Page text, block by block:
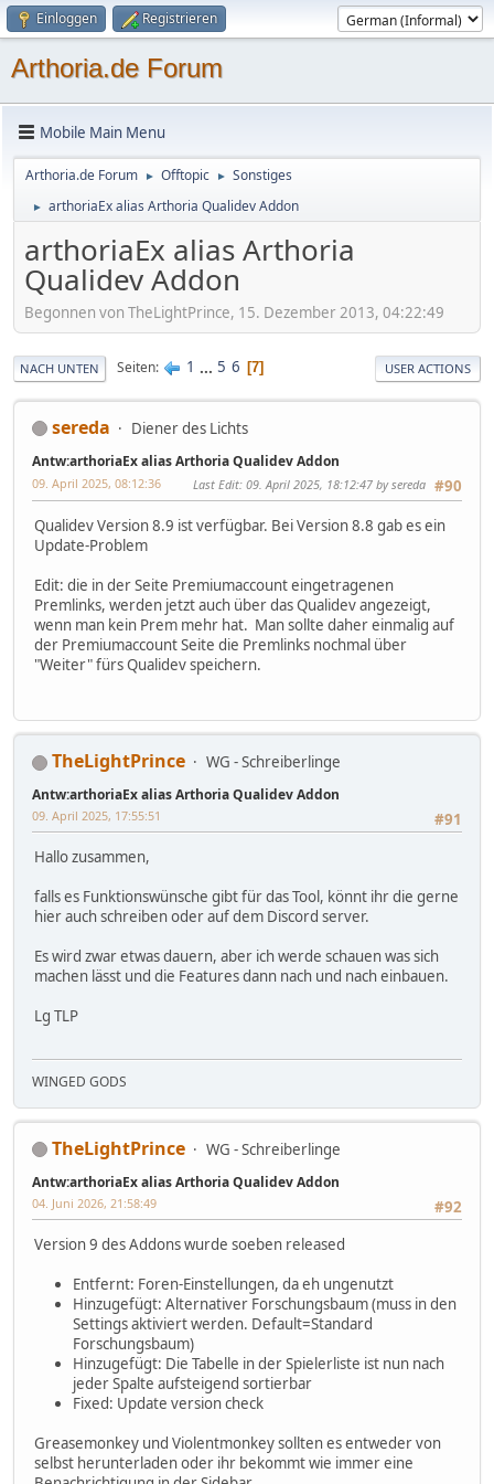
Einloggen Registrieren
Arthoria.de Forum
Mobile Main Menu
Arthoria.de Forum ► Offtopic ► Sonstiges
► arthoriaEx alias Arthoria Qualidev Addon
arthoriaEx alias Arthoria
Qualidev Addon
Begonnen von TheLightPrince, 15. Dezember 2013, 04:22:49
NACH UNTEN Seiten 1 ... 5 6 7 USER ACTIONS
sereda Diener des Lichts
Antw:arthoriaEx alias Arthoria Qualidev Addon
#90
09. April 2025, 08:12:36 Last Edit: 09. April 2025, 18:12:47 by sereda
Qualidev Version 8.9 ist verfügbar. Bei Version 8.8 gab es ein
Update-Problem
Edit: die in der Seite Premiumaccount eingetragenen
Premlinks, werden jetzt auch über das Qualidev angezeigt,
wenn man kein Prem mehr hat. Man sollte daher einmalig auf
der Premiumaccount Seite die Premlinks nochmal über
"Weiter" fürs Qualidev speichern.
TheLightPrince WG - Schreiberlinge
Antw:arthoriaEx alias Arthoria Qualidev Addon
#91
09. April 2025, 17:55:51
Hallo zusammen,
falls es Funktionswünsche gibt für das Tool, könnt ihr die gerne
hier auch schreiben oder auf dem Discord server.
Es wird zwar etwas dauern, aber ich werde schauen was sich
machen lässt und die Features dann nach und nach einbauen.
Lg TLP
WINGED GODS
TheLightPrince WG - Schreiberlinge
Antw:arthoriaEx alias Arthoria Qualidev Addon
#92
04. Juni 2026, 21:58:49
Version 9 des Addons wurde soeben released
Entfernt: Foren-Einstellungen, da eh ungenutzt
Hinzugefügt: Alternativer Forschungsbaum (muss in den
Settings aktiviert werden. Default=Standard
Forschungsbaum)
Hinzugefügt: Die Tabelle in der Spielerliste ist nun nach
jeder Spalte aufsteigend sortierbar
Fixed: Update version check
Greasemonkey und Violentmonkey sollten es entweder von
selbst herunterladen oder ihr bekommt wie immer eine